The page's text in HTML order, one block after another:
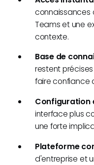
connaissances
Teams et une
contexte.
Base de
restent
faire confiance
Configuration
interface plus
une forte
Plateforme
d'entreprise et